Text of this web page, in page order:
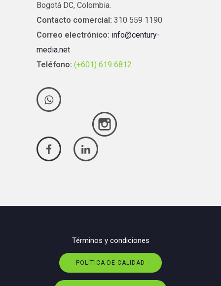
Bogotá DC, Colombia.
Contacto comercial: 310 559 1190
Correo electrónico: info@century-
media.net
Teléfono: (+601) 619 6812
Términos y condiciones
POLÍTICA DE CALIDAD